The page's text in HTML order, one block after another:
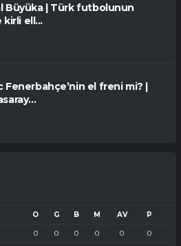
Büyüka | Türk futbolunun
kirli ell...
Fenerbahçe’nin el freni mi? |
O G B M AV P
0 0 0 0 0 0